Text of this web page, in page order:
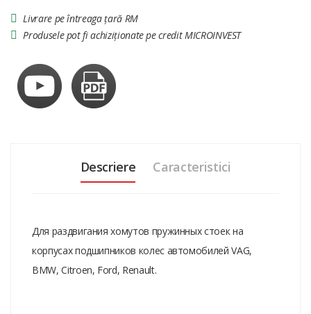
Livrare pe întreaga țară RM
Produsele pot fi achiziționate pe credit MICROINVEST
Descriere Caracteristici
Для раздвигания хомутов пружинных стоек на
корпусах подшипников колес автомобилей VAG,
BMW, Citroen, Ford, Renault.